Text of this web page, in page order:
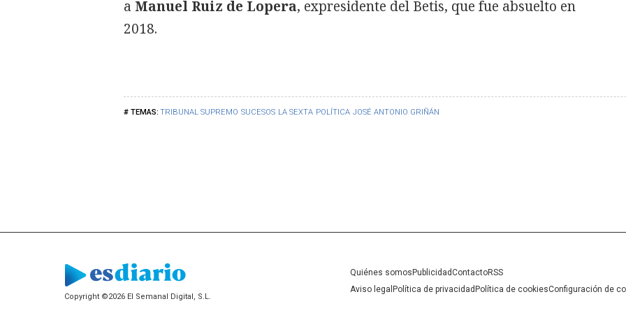
TRIBUNAL SUPREMO SUCESOS LA SEXTA POLÍTICA JOSÉ ANTONIO GRIÑÁN
a Manuel Ruiz de Lopera, expresidente del Betis, que fue absuelto en
2018.
Copyright ©2026 El Semanal Digital, S.L.
Quiénes somos PublicidadContactoRSS
Aviso legal Política de privacidad Política de cookiesConfiguración de